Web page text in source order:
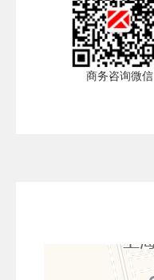
商务咨询微信